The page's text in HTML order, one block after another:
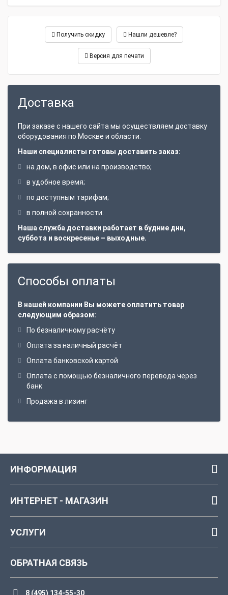
Получить скидку Нашли дешевле?
Версия для печати
Доставка
При заказе с нашего сайта мы осуществляем доставку
оборудования по Москве и области.
Наши специалисты готовы доставить заказ:
на дом, в офис или на производство;
в удобное время;
по доступным тарифам;
в полной сохранности.
Наша служба доставки работает в будние дни,
суббота и воскресенье – выходные.
Способы оплаты
В нашей компании Вы можете оплатить товар
следующим образом:
По безналичному расчёту
Оплата за наличный расчёт
Оплата банковской картой
Оплата с помощью безналичного перевода через
банк
Продажа в лизинг
ИНФОРМАЦИЯ
ИНТЕРНЕТ - МАГАЗИН
УСЛУГИ
ОБРАТНАЯ СВЯЗЬ
8 (495) 134-55-30